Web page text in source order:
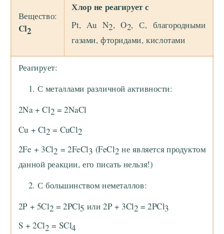
Вещество:
Cl2
Хлор не реагирует с
Pt, Au N2, O2, С, благородными
газами, фторидами, кислотами
Реагирует:
С металлами различной активности:
2Na + Cl2 = 2NaCl
Cu + Cl2 = CuCl2
2Fe + 3Cl2 = 2FeCl3 (FeCl2 не является продуктом
данной реакции, его писать нельзя!)
С большинством неметаллов:
2P + 5Cl2 = 2PCl5 или 2P + 3Cl2 = 2PCl3
S + 2Cl2 = SCl4